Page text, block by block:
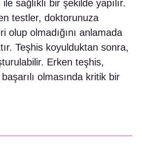
sağlıklı bir şekilde yapılır.
testler, doktorunuza
olup olmadığını anlamada
Teşhis koyulduktan sonra,
Erken teşhis,
olmasında kritik bir